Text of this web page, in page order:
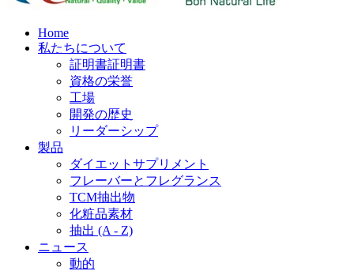
Home
私たちについて
証明書証明書
資格の栄誉
工場
開発の歴史
リーダーシップ
製品
ダイエットサプリメント
フレーバーとフレグランス
TCM抽出物
化粧品素材
抽出 (A - Z)
ニュース
動的